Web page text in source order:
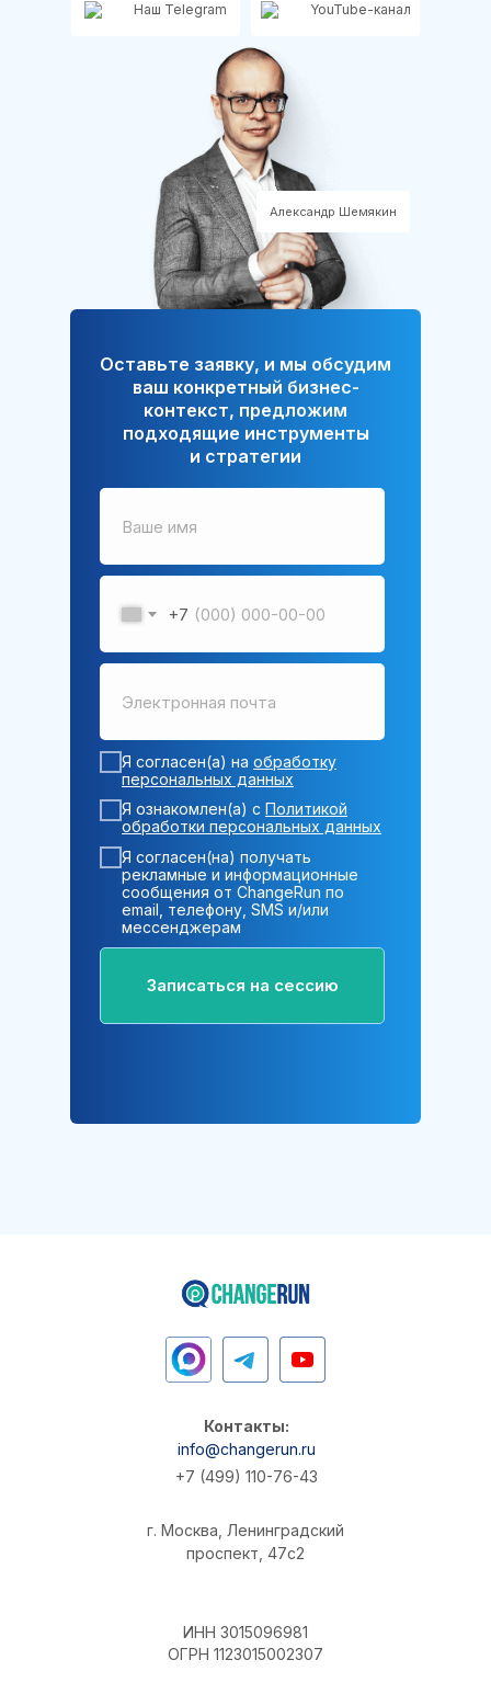
Оставьте заявку, и мы обсудим
ваш конкретный бизнес-
контекст, предложим
подходящие инструменты
и стратегии
+7
Я согласен(а) на обработку
персональных данных
Я ознакомлен(а) с Политикой
обработки персональных данных
Я согласен(на) получать
рекламные и информационные
сообщения от ChangeRun по
email, телефону, SMS и/или
мессенджерам
Записаться на сессию
Наш Telegram YouTube-канал
Александр Шемякин
ИНН 3015096981
г. Москва, Ленинградский
проспект, 47с2
ОГРН 1123015002307
info@changerun.ru
Контакты:
+7 (499) 110-76-43